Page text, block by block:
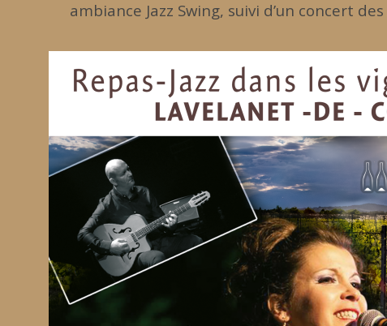
ambiance Jazz Swing, suivi d’un concert des